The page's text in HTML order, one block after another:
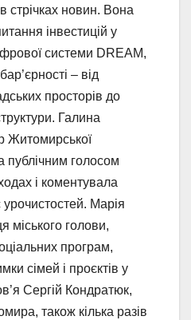
стрічках новин. Вона
інвестицій у
системи DREAM,
– від
просторів до
Галина
Житомирської
публічним голосом
і коментувала
урочистостей. Марія
міського голови,
програм,
сімей і проєктів у
Сергій Кондратюк,
також кілька разів